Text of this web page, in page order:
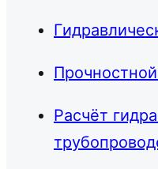
Расчёт